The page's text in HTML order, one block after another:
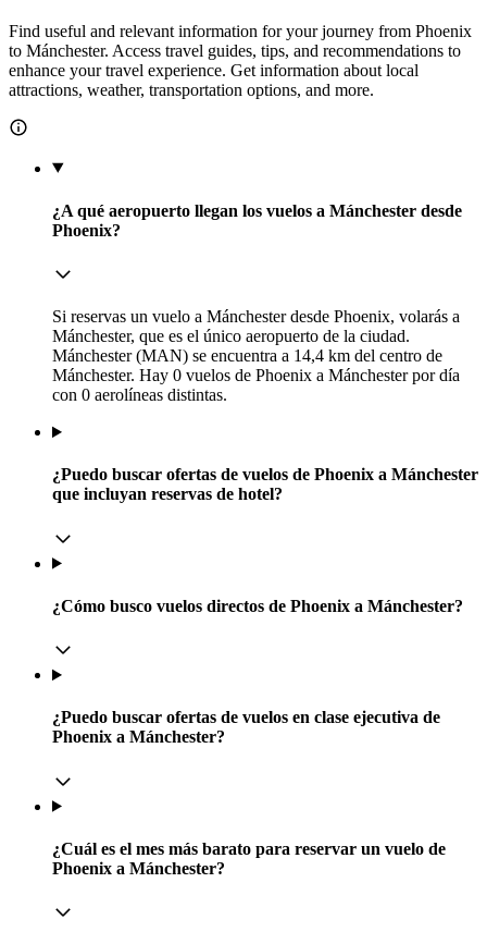
Find useful and relevant information for your journey from Phoenix
to Mánchester. Access travel guides, tips, and recommendations to
enhance your travel experience. Get information about local
attractions, weather, transportation options, and more.
¿A qué aeropuerto llegan los vuelos a Mánchester desde
Phoenix?
Si reservas un vuelo a Mánchester desde Phoenix, volarás a
Mánchester, que es el único aeropuerto de la ciudad.
Mánchester (MAN) se encuentra a 14,4 km del centro de
Mánchester. Hay 0 vuelos de Phoenix a Mánchester por día
con 0 aerolíneas distintas.
¿Puedo buscar ofertas de vuelos de Phoenix a Mánchester
que incluyan reservas de hotel?
¿Cómo busco vuelos directos de Phoenix a Mánchester?
¿Puedo buscar ofertas de vuelos en clase ejecutiva de
Phoenix a Mánchester?
¿Cuál es el mes más barato para reservar un vuelo de
Phoenix a Mánchester?